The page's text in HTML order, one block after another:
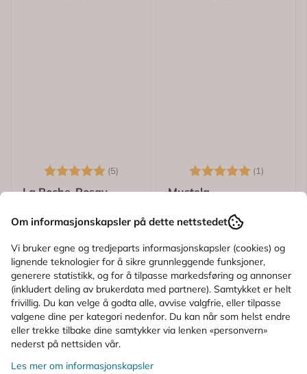
Karakter: (5)
5.0 av 5 mulige
La Roche-Posay
Cicaplast Gel B5 40
ml
139,-
Kjøp
Karakter: (1)
Mustela
Barrier Cream 50 ml
74,-
Kjøp
Om informasjonskapsler på dette nettstedet
Vi bruker egne og tredjeparts informasjonskapsler (cookies) og
lignende teknologier for å sikre grunnleggende funksjoner,
generere statistikk, og for å tilpasse markedsføring og annonser
(inkludert deling av brukerdata med partnere). Samtykket er helt
frivillig. Du kan velge å godta alle, avvise valgfrie, eller tilpasse
valgene dine per kategori nedenfor. Du kan når som helst endre
eller trekke tilbake dine samtykker via lenken «personvern»
nederst på nettsiden vår.
Les mer om informasjonskapsler